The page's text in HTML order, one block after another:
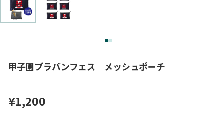
甲子園ブラバンフェス メッシュポーチ
¥1,200